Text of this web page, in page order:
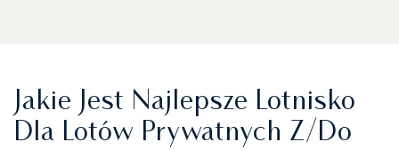
Jakie Jest Najlepsze Lotnisko
Dla Lotów Prywatnych Z/do